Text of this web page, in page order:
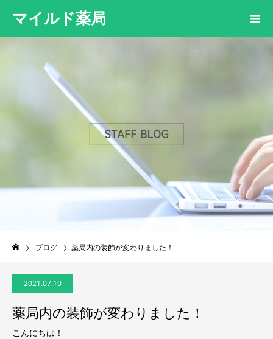
マイルド薬局
ブログ 薬局内の装飾が変わりました！
2021.07.10
薬局内の装飾が変わりました！
こんにちは！